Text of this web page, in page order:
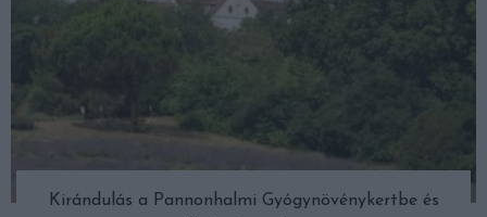
Kirándulás a Pannonhalmi Gyógynövénykertbe és